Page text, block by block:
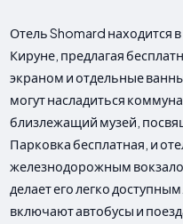
Отель Shomard находится
Кируне, предлагая
экраном и отдельные
могут насладиться
близлежащий музей,
Парковка бесплатная, и
железнодорожным
делает его легко
включают автобусы и